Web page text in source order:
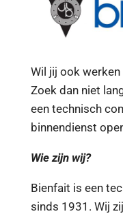
Wil jij ook
Zoek dan niet
een technisch
binnendienst
Wie zijn wij?
Bienfait is een
sinds 1931. Wij